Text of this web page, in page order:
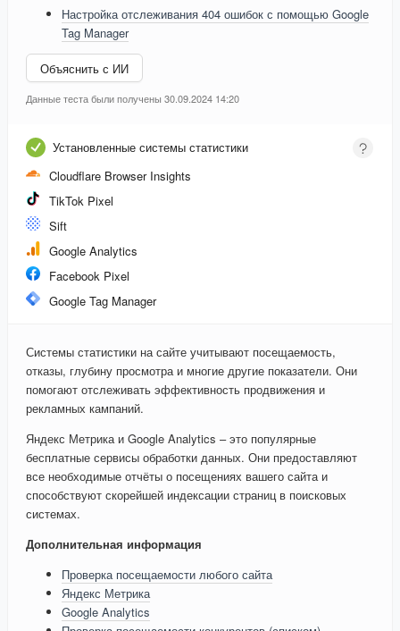
Настройка отслеживания 404 ошибок с помощью Google
Tag Manager
Объяснить с ИИ
Данные теста были получены 30.09.2024 14:20
Установленные системы статистики
Cloudflare Browser Insights
TikTok Pixel
Sift
Google Analytics
Facebook Pixel
Google Tag Manager
Системы статистики на сайте учитывают посещаемость,
отказы, глубину просмотра и многие другие показатели. Они
помогают отслеживать эффективность продвижения и
рекламных кампаний.
Яндекс Метрика и Google Analytics – это популярные
бесплатные сервисы обработки данных. Они предоставляют
все необходимые отчёты о посещениях вашего сайта и
способствуют скорейшей индексации страниц в поисковых
системах.
Дополнительная информация
Проверка посещаемости любого сайта
Яндекс Метрика
Google Analytics